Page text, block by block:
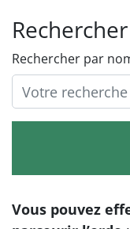
Rechercher par
Vous pouvez